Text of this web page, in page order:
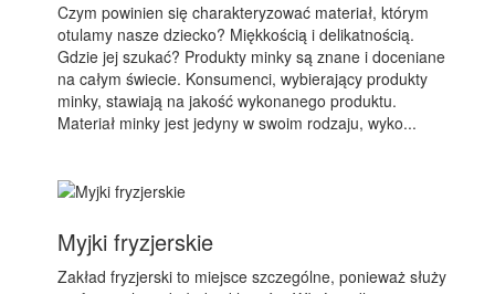
Czym powinien się charakteryzować materiał, którym
otulamy nasze dziecko? Miękkością i delikatnością.
Gdzie jej szukać? Produkty minky są znane i doceniane
na całym świecie. Konsumenci, wybierający produkty
minky, stawiają na jakość wykonanego produktu.
Materiał minky jest jedyny w swoim rodzaju, wyko...
Myjki fryzjerskie
Zakład fryzjerski to miejsce szczególne, ponieważ służy